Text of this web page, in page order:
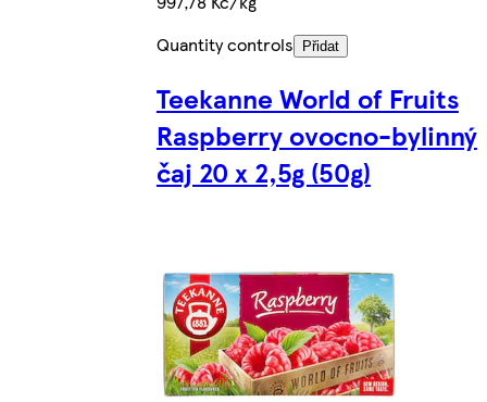
Quantity controls
Přidat
Teekanne World of Fruits
Raspberry ovocno-bylinný
čaj 20 x 2,5g (50g)